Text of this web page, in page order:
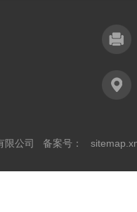
限公司 备案号：